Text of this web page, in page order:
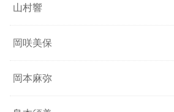
山村響
岡咲美保
岡本麻弥